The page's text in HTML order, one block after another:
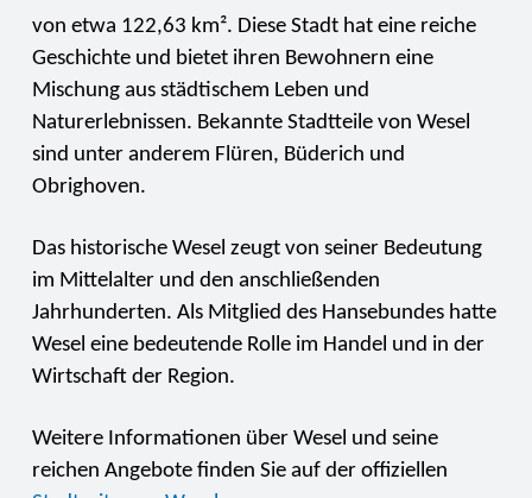
von etwa 122,63 km². Diese Stadt hat eine reiche
Geschichte und bietet ihren Bewohnern eine
Mischung aus städtischem Leben und
Naturerlebnissen. Bekannte Stadtteile von Wesel
sind unter anderem Flüren, Büderich und
Obrighoven.
Das historische Wesel zeugt von seiner Bedeutung
im Mittelalter und den anschließenden
Jahrhunderten. Als Mitglied des Hansebundes hatte
Wesel eine bedeutende Rolle im Handel und in der
Wirtschaft der Region.
Weitere Informationen über Wesel und seine
reichen Angebote finden Sie auf der offiziellen